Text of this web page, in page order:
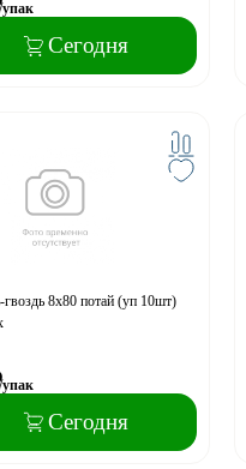
упак
Сегодня
8x80 потай (уп 10шт)
упак
Сегодня